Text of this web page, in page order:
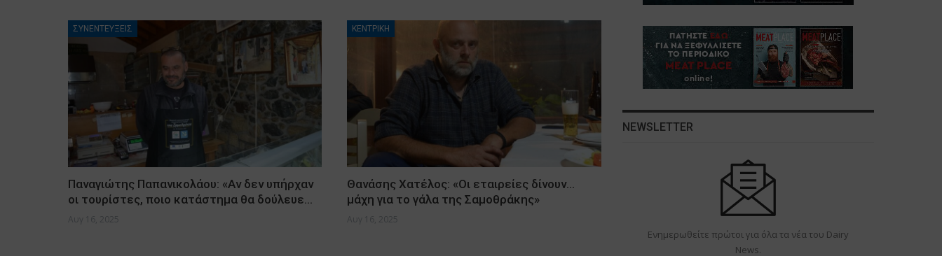
ΣΥΝΕΝΤΕΥΞΕΙΣ
Παναγιώτης Παπανικολάου: «Αν δεν υπήρχαν
οι τουρίστες, ποιο κατάστημα θα δούλευε…
Αυγ 16, 2025
ΚΕΝΤΡΙΚΗ
Θανάσης Χατέλος: «Οι εταιρείες δίνουν…
μάχη για το γάλα της Σαμοθράκης»
Αυγ 16, 2025
NEWSLETTER
Ενημερωθείτε πρώτοι για όλα τα νέα του Dairy
News.